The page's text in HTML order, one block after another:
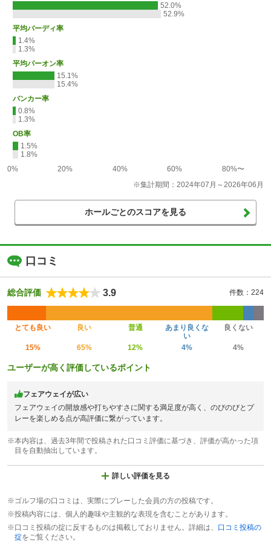
52.0%
52.9%
平均バーディ率
1.4%
1.3%
平均パーオン率
15.1%
15.4%
バンカー率
0.8%
1.3%
OB率
1.5%
1.8%
0%
20% 40% 60%
80%〜
※集計期間：2024年07月～2026年06月
ホールごとのスコアを見る
口コミ
総合評価 3.9 件数：224
とても良い 良い 普通
あまり良くな
い
良くない
15% 65% 12% 4% 4%
ユーザーが高く評価しているポイント
フェアウェイが広い
フェアウェイの開放感や打ちやすさに関する満足度が高く、のびのびとプ
レーを楽しめる点が高評価に繋がっています。
※本内容は、過去3年間で投稿された口コミ評価に基づき、評価が高かった項
目を自動抽出しています。
詳しい評価を見る
※ゴルフ場の口コミは、実際にプレーした会員の方の投稿です。
※投稿内容には、個人的趣味や主観的な表現を含むことがあります。
※口コミ投稿の掟に反するものは掲載しておりません。詳細は、 口コミ投稿の
掟をご覧ください。